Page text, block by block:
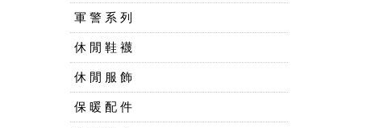
軍 警 系 列
休 閒 鞋 襪
休 閒 服 飾
保 暖 配 件